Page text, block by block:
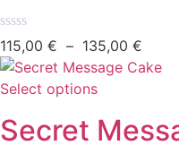
Note
0
sur
5
115,00 € – 135,00 €
Select options
Secret